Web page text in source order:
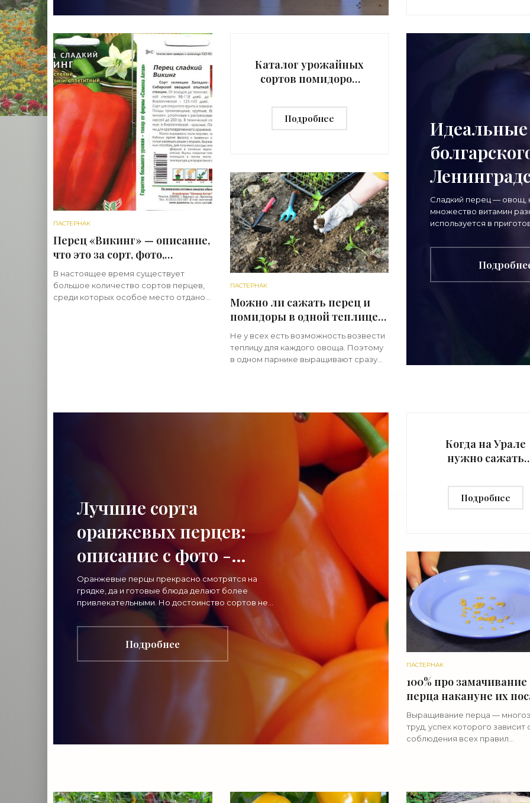
ПАСТЕРНАК
Перец «Викинг» — описание,
что это за сорт, фото,
особенности,
характеристики, отзывы -
«Овощи»
В настоящее время существует
большое количество сортов перцев,
среди которых особое место отдано
Каталог урожайных
сортов помидоров
области - «Овощи»
Подробнее
Идеальные
на
Сладкий перец — овощ,
множество витамин
используется в
консервированном,
ПАСТЕРНАК
Можно ли сажать перец и
помидоры в одной теплице:
правила соседства -
«Овощи»
Не у всех есть возможность возвести
теплицу для каждого овоща. Поэтому
в одном парнике выращивают сразу
Лучшие сорта
оранжевых перцев:
описание с фото -
«Овощи»
Оранжевые перцы прекрасно смотрятся на
грядке, да и готовые блюда делают более
привлекательными. Но достоинство сортов не
только в оригинальном цвете. Почему нужно
посадить оранжевый
Подробнее
Когда на Урале
нужно сажать
инструкция -
«Овощи»
Подробнее
ПАСТЕРНАК
100% про
перца накануне их
на рассаду - «Овощи»
Выращивание перца —
труд, успех которого зависит
соблюдения всех правил